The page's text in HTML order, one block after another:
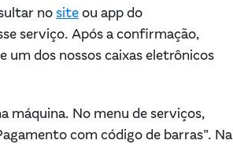
no site ou app do
serviço. Após a confirmação,
um dos nossos caixas eletrônicos
máquina. No menu de serviços,
com código de barras”. Na